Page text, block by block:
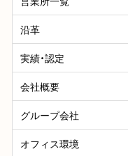
沿革
実績・認定
会社概要
グループ会社
オフィス環境